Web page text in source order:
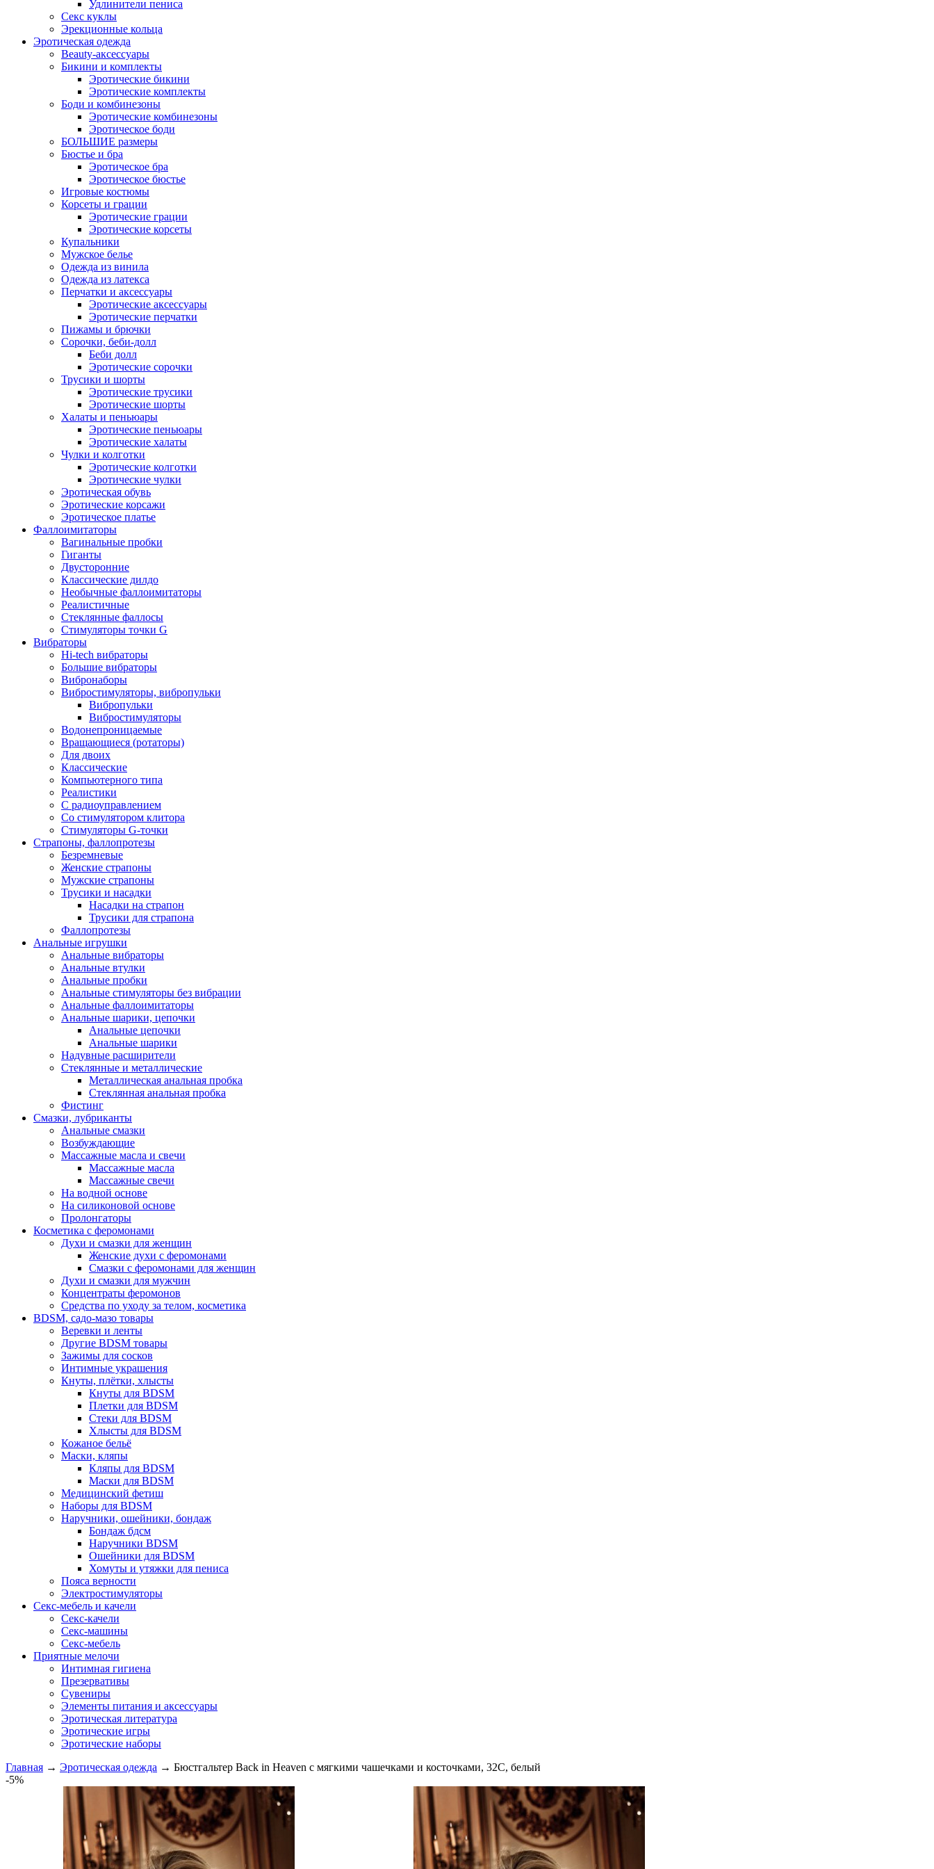
Удлинители пениса
Секс куклы
Эрекционные кольца
Эротическая одежда
Beauty-аксессуары
Бикини и комплекты
Эротические бикини
Эротические комплекты
Боди и комбинезоны
Эротические комбинезоны
Эротическое боди
БОЛЬШИЕ размеры
Бюстье и бра
Эротическое бра
Эротическое бюстье
Игровые костюмы
Корсеты и грации
Эротические грации
Эротические корсеты
Купальники
Мужское белье
Одежда из винила
Одежда из латекса
Перчатки и аксессуары
Эротические аксессуары
Эротические перчатки
Пижамы и брючки
Сорочки, беби-долл
Беби долл
Эротические сорочки
Трусики и шорты
Эротические трусики
Эротические шорты
Халаты и пеньюары
Эротические пеньюары
Эротические халаты
Чулки и колготки
Эротические колготки
Эротические чулки
Эротическая обувь
Эротические корсажи
Эротическое платье
Фаллоимитаторы
Вагинальные пробки
Гиганты
Двусторонние
Классические дилдо
Необычные фаллоимитаторы
Реалистичные
Стеклянные фаллосы
Стимуляторы точки G
Вибраторы
Hi-tech вибраторы
Большие вибраторы
Вибронаборы
Вибростимуляторы, вибропульки
Вибропульки
Вибростимуляторы
Водонепроницаемые
Вращающиеся (ротаторы)
Для двоих
Классические
Компьютерного типа
Реалистики
С радиоуправлением
Со стимулятором клитора
Стимуляторы G-точки
Страпоны, фаллопротезы
Безремневые
Женские страпоны
Мужские страпоны
Трусики и насадки
Насадки на страпон
Трусики для страпона
Фаллопротезы
Анальные игрушки
Анальные вибраторы
Анальные втулки
Анальные пробки
Анальные стимуляторы без вибрации
Анальные фаллоимитаторы
Анальные шарики, цепочки
Анальные цепочки
Анальные шарики
Надувные расширители
Стеклянные и металлические
Металлическая анальная пробка
Стеклянная анальная пробка
Фистинг
Смазки, лубриканты
Анальные смазки
Возбуждающие
Массажные масла и свечи
Массажные масла
Массажные свечи
На водной основе
На силиконовой основе
Пролонгаторы
Косметика с феромонами
Духи и смазки для женщин
Женские духи с феромонами
Смазки с феромонами для женщин
Духи и смазки для мужчин
Концентраты феромонов
Средства по уходу за телом, косметика
BDSM, садо-мазо товары
Веревки и ленты
Другие BDSM товары
Зажимы для сосков
Интимные украшения
Кнуты, плётки, хлысты
Кнуты для BDSM
Плетки для BDSM
Стеки для BDSM
Хлысты для BDSM
Кожаное бельё
Маски, кляпы
Кляпы для BDSM
Маски для BDSM
Медицинский фетиш
Наборы для BDSM
Наручники, ошейники, бондаж
Бондаж бдсм
Наручники BDSM
Ошейники для BDSM
Хомуты и утяжки для пениса
Пояса верности
Электростимуляторы
Секс-мебель и качели
Секс-качели
Секс-машины
Секс-мебель
Приятные мелочи
Интимная гигиена
Презервативы
Сувениры
Элементы питания и аксессуары
Эротическая литература
Эротические игры
Эротические наборы
Главная → Эротическая одежда → Бюстгальтер Back in Heaven с мягкими чашечками и косточками, 32C, белый
-5%